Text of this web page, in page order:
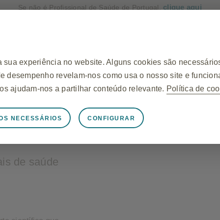
Se não é Profissional de Saúde de Portugal, clique aqui
de saúde
experiência no website. Alguns cookies são
desempenho revelam-nos como usa o nosso site e
ajudam-nos a partilhar conteúdo relevante. Política de
necessários
adequadamente, como armazenar dados da sessão
proteger a segurança do site. Adicionalmente, alguns
a um pedido de serviços, tais como definir as suas
Pode configurar o seu browser para bloquear ou
funcionarão. Estes cookies não armazenam qualquer
NECESSÁRIOS CONFIGURAR